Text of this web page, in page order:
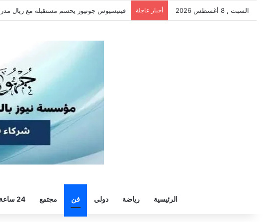
السبت , 8 أغسطس 2026 أخبار عاجلة سيلتيك يكثف مفاوضاته لحسم صفقة هيثم
الرئيسية رياضة دولي فن مجتمع 24 ساعة